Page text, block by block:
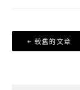
文
章
較舊的文章